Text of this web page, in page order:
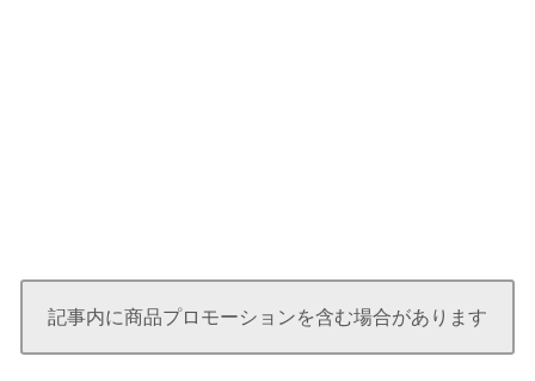
記事内に商品プロモーションを含む場合があります